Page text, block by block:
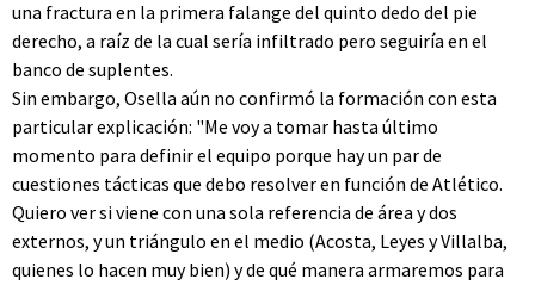
una fractura en la primera falange del quinto dedo del pie
derecho, a raíz de la cual sería infiltrado pero seguiría en el
banco de suplentes.
Sin embargo, Osella aún no confirmó la formación con esta
particular explicación: "Me voy a tomar hasta último
momento para definir el equipo porque hay un par de
cuestiones tácticas que debo resolver en función de Atlético.
Quiero ver si viene con una sola referencia de área y dos
externos, y un triángulo en el medio (Acosta, Leyes y Villalba,
quienes lo hacen muy bien) y de qué manera armaremos para